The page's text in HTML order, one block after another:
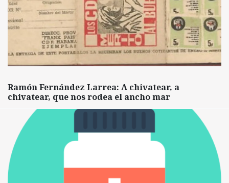
Ramón Fernández Larrea: A chivatear, a
chivatear, que nos rodea el ancho mar